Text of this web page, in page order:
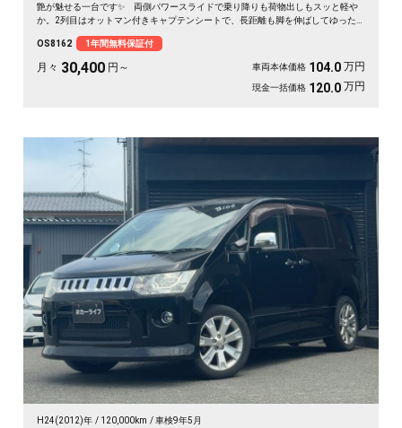
艶が魅せる一台です✨ 両側パワースライドで乗り降りも荷物出しもスッと軽や
か。2列目はオットマン付きキャプテンシートで、長距離も脚を伸ばしてゆった
遠出も、休日のドライブも心地よい移動空間に👑 冬の夜道も明るいHIDで安心
の一台です《1年保証付》😎
OS8162 1年間無料保証付
月々 30,400 円～ 車両本体価格 104.0 万円
現金一括価格 120.0 万円
H24(2012)年 120,000km 車検9年5月